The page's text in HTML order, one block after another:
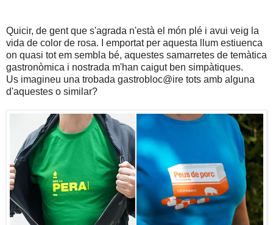
Quicir, de gent que s'agrada n'està el món plé i avui veig la
vida de color de rosa. I emportat per aquesta llum estiuenca
on quasi tot em sembla bé, aquestes samarretes de temàtica
gastronòmica i nostrada m'han caigut ben simpàtiques.
Us imagineu una trobada gastrobloc@ire tots amb alguna
d'aquestes o similar?